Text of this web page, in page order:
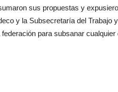
sus propuestas y
y la Subsecretaría del Trabajo
para subsanar cualquier